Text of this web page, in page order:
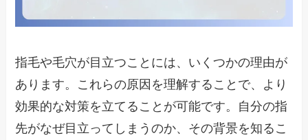
指毛や毛穴が目立つことには、いくつかの理由が
あります。これらの原因を理解することで、より
効果的な対策を立てることが可能です。自分の指
先がなぜ目立ってしまうのか、その背景を知るこ